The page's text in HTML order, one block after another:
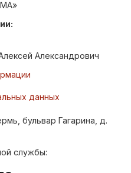
Александрович
данных
бульвар Гагарина, д.
службы: